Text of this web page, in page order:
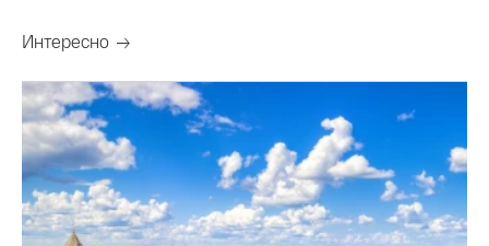
Интересно